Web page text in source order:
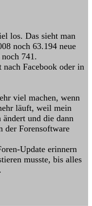
los. Das sieht man
noch 63.194 neue
741.
Facebook oder in
viel machen, wenn
läuft, weil mein
und die dann
der Forensoftware
Update erinnern
musste, bis alles